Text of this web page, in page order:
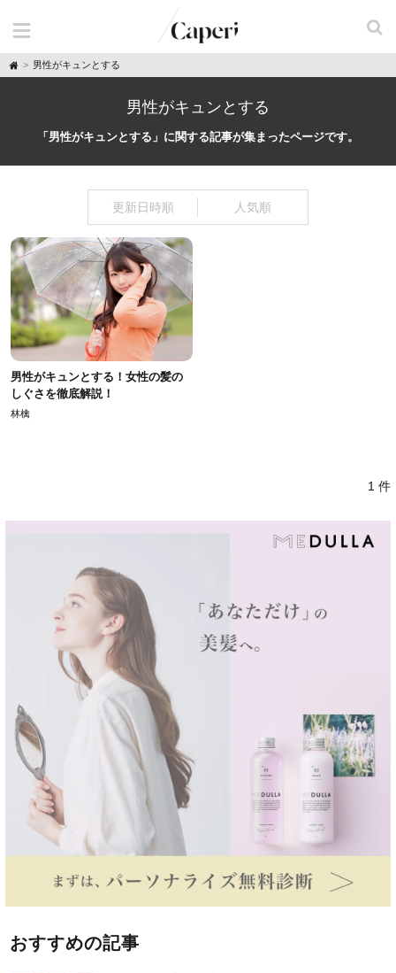
H
o
男性がキュンとする
男性がキュンとする
「男性がキュンとする」に関する記事が集まったページです。
更新日時順 人気順
男性がキュンとする！女性の髪の
しぐさを徹底解説！
林檎
1 件
おすすめの記事